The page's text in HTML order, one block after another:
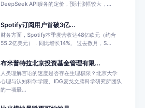
DeepSeek API服务的定价，预计涨幅较大，...
Spotify订阅用户首破3亿...
财务方面，Spotify本季度营收达48亿欧元（约合
55.2亿美元），同比增长14%。 过去数月，S...
布米普特拉北京投资基金管理有限...
人类理解言语的速度是否存在生理极限？北京大学
心理与认知科学学院、IDG麦戈文脑科学研究所团队
的一项最...